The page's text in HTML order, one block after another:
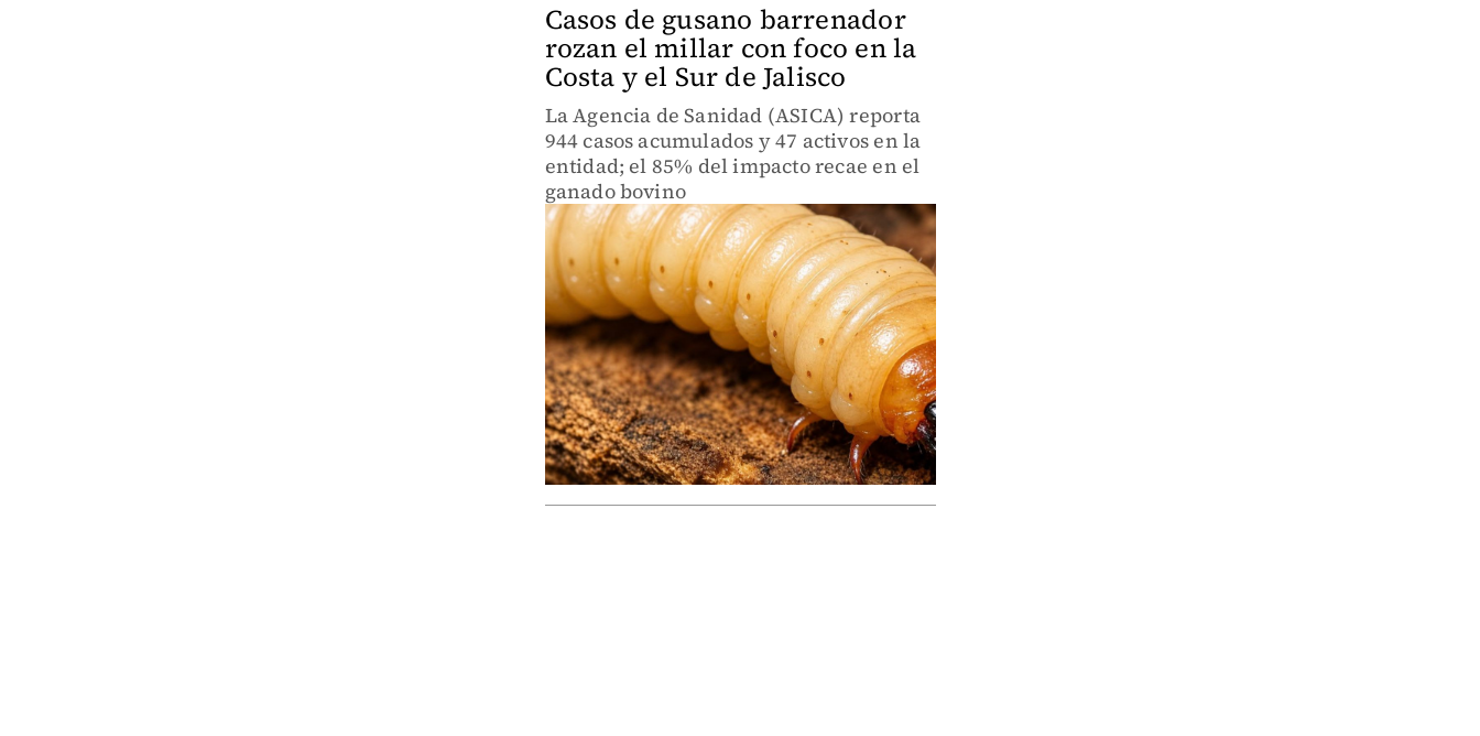
Casos de gusano barrenador
rozan el millar con foco en la
Costa y el Sur de Jalisco
La Agencia de Sanidad (ASICA) reporta
944 casos acumulados y 47 activos en la
entidad; el 85% del impacto recae en el
ganado bovino